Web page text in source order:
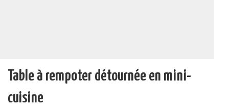
Table à rempoter détournée en mini-
cuisine